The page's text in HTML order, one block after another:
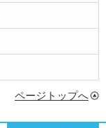
ページトップへ